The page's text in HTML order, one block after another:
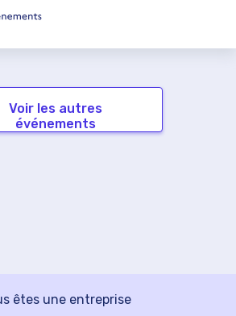
Voir les autres
événements
êtes une entreprise